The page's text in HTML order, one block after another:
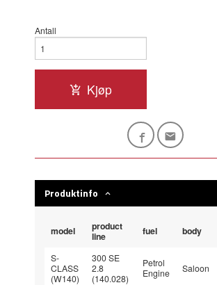
Antall
Kjøp
Produktinfo
model
product
line
fuel body
S-
CLASS
(W140)
300 SE
2.8
(140.028)
Petrol
Engine
Saloon